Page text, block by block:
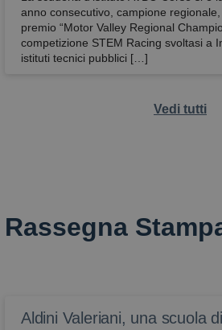
anno consecutivo, campione
premio “Motor Valley Regional
competizione STEM Racing svoltasi a
istituti tecnici pubblici […]
Vedi tutti
Rassegna
Aldini Valeriani, una scuola